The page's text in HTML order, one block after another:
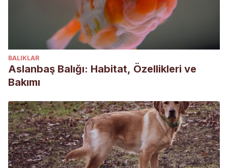
BALIKLAR
Aslanbaş Balığı: Habitat, Özellikleri ve
Bakımı